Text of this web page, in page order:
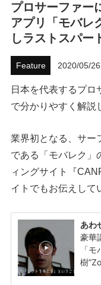
プロサーファー
アプリ「モバレ
しラストスパー
Feature 2020/05/26
日本を代表するプロ
で分かりやすく解説
業界初となる、サー
である「モバレク」
ィングサイト『
イトでもお伝えして
特集
試合
ハウツー
ホ